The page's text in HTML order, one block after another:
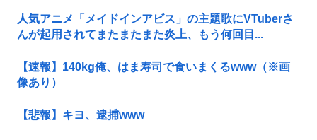
人気アニメ「メイドインアビス」の主題歌にVTuberさ
んが起用されてまたまたまた炎上、もう何回目...
【速報】140kg俺、はま寿司で食いまくるwww（※画
像あり）
【悲報】キヨ、逮捕www